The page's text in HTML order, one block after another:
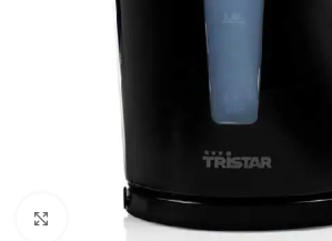
Click para aumentar